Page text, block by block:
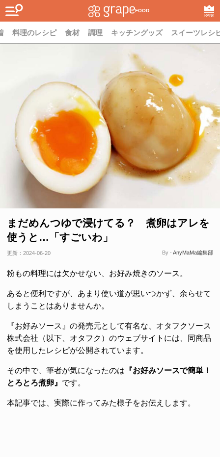
FOOD
RANK
料理のレシピ 食材 調理 キッチングッズ スイーツレシ
まだめんつゆで浸けてる？ 煮卵はアレを
使うと…「すごいわ」
更新： 2024-06-20 By - AnyMaMa編集部
粉もの料理には欠かせない、お好み焼きのソース。
あると便利ですが、あまり使い道が思いつかず、余らせて
しまうことはありませんか。
『お好みソース』の発売元として有名な、オタフクソース
株式会社（以下、オタフク）のウェブサイトには、同商品
を使用したレシピが公開されています。
その中で、筆者が気になったのは 『お好みソースで簡単！
とろとろ煮卵』 です。
本記事では、実際に作ってみた様子をお伝えします。